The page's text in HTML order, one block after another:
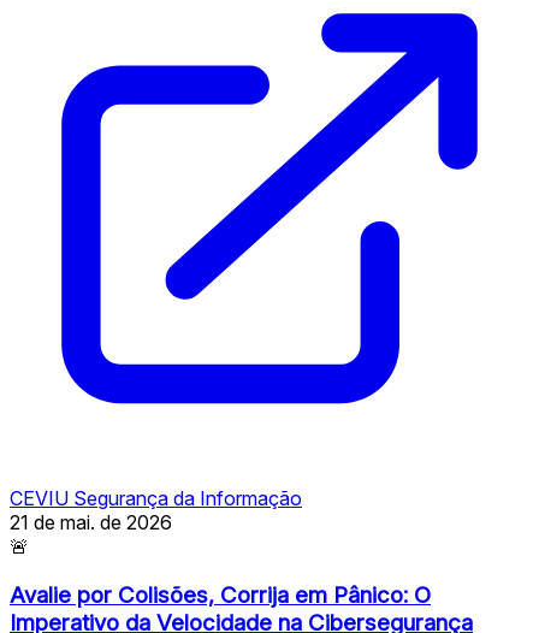
CEVIU Segurança da Informação
21 de mai. de 2026
🚨
Avalie por Colisões, Corrija em Pânico: O
Imperativo da Velocidade na Cibersegurança